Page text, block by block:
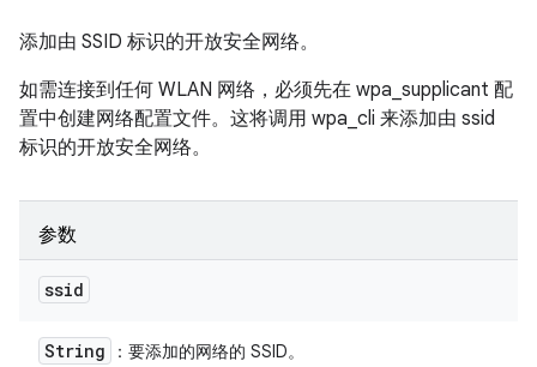
添加由 SSID 标识的开放安全网络。
如需连接到任何 WLAN 网络，必须先在 wpa_supplicant 配
置中创建网络配置文件。这将调用 wpa_cli 来添加由 ssid
标识的开放安全网络。
参数
ssid
String ：要添加的网络的 SSID。